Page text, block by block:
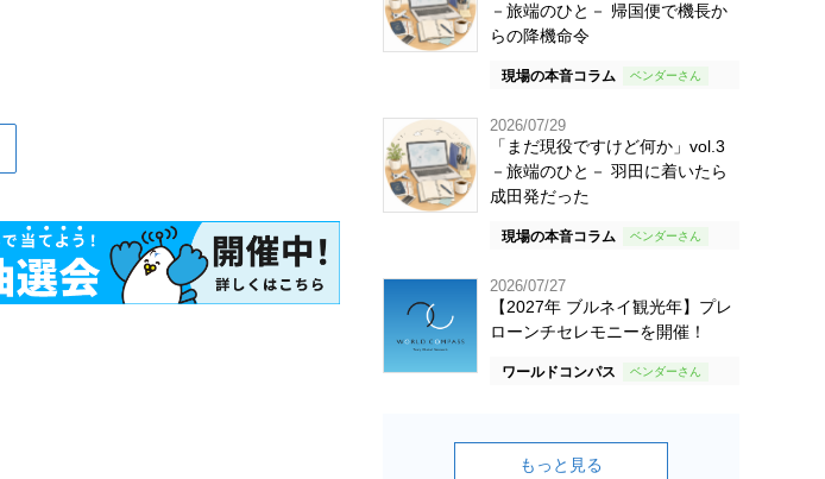
－旅端のひと－ 帰国便で機長か
らの降機命令
現場の本音コラム
2026/07/29
「まだ現役ですけど何か」vol.3
－旅端のひと－ 羽田に着いたら
成田発だった
現場の本音コラム
2026/07/27
【2027年 ブルネイ観光年】プレ
ローンチセレモニーを開催！
ワールドコンパス
もっと見る